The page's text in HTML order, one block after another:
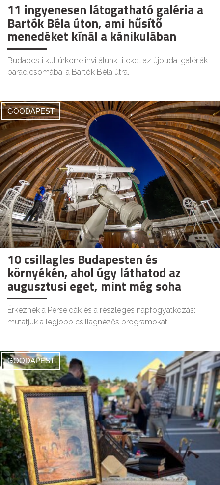
11 ingyenesen látogatható galéria a
Bartók Béla úton, ami hűsítő
menedéket kínál a kánikulában
Budapesti kultúrkörre invitálunk titeket az újbudai galériák
paradicsomába, a Bartók Béla útra.
GOODAPEST
10 csillagles Budapesten és
környékén, ahol úgy láthatod az
augusztusi eget, mint még soha
Érkeznek a Perseidák és a részleges napfogyatkozás:
mutatjuk a legjobb csillagnézős programokat!
GOODAPEST